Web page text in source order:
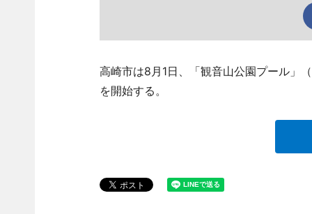
高崎市は8月1日、「観音山公園プール」
を開始する。